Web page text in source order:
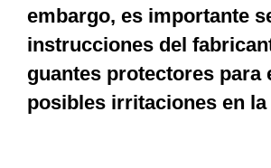
embargo, es importante
instrucciones del
guantes protectores para
posibles irritaciones en la